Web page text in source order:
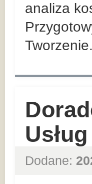
analiza
Dodane: